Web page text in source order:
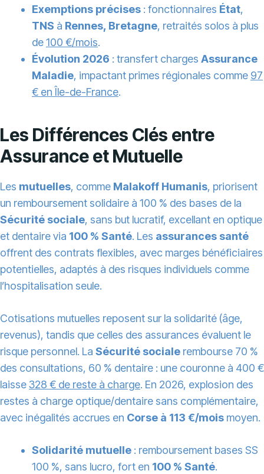
Exemptions précises : fonctionnaires État,
TNS à Rennes, Bretagne, retraités solos à plus
de100 €/mois.
Évolution 2026 : transfert charges Assurance
Maladie, impactant primes régionales comme 97
€ en Île-de-France.
Les Différences Clés entre
Assurance et Mutuelle
Les mutuelles, comme Malakoff Humanis, priorisent
un remboursement solidaire à 100 % des bases de la
Sécurité sociale, sans but lucratif, excellant en optique
et dentaire via 100 % Santé. Les assurances santé
offrent des contrats flexibles, avec marges bénéficiaires
potentielles, adaptés à des risques individuels comme
l’hospitalisation seule.
Cotisations mutuelles reposent sur la solidarité (âge,
revenus), tandis que celles des assurances évaluent le
risque personnel. La Sécurité sociale rembourse 70 %
des consultations, 60 % dentaire : une couronne à 400 €
laisse328 € de reste à charge. En 2026, explosion des
restes à charge optique/dentaire sans complémentaire,
avec inégalités accrues en Corse à 113 €/mois moyen.
Solidarité mutuelle : remboursement bases SS
100 %, sans lucro, fort en 100 % Santé.